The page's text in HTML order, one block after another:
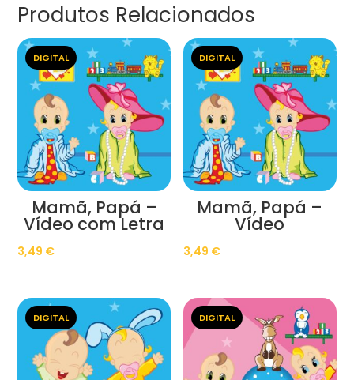
Produtos Relacionados
DIGITAL
Mamã, Papá –
Vídeo com Letra
3,49 €
DIGITAL
Mamã, Papá –
Vídeo
3,49 €
DIGITAL DIGITAL